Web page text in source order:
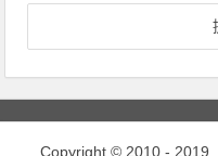
Copyright © 2010 - 2019